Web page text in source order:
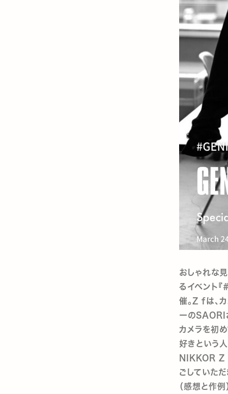
おしゃれな
るイベン
催。Z fは、
ーのSAORI
カメラを初
好きという
NIKKOR Z
ごしていた
（感想と作例